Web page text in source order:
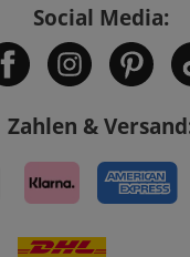
Social Media:
Zahlen &